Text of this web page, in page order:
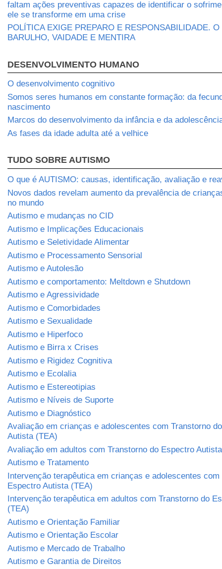
faltam ações preventivas capazes de identificar o
ele se transforme em uma crise
POLÍTICA EXIGE PREPARO E RESPONSABILIDADE.
BARULHO, VAIDADE E MENTIRA
DESENVOLVIMENTO HUMANO
O desenvolvimento cognitivo
Somos seres humanos em constante formação: da
nascimento
Marcos do desenvolvimento da infância e da
As fases da idade adulta até a velhice
TUDO SOBRE AUTISMO
O que é AUTISMO: causas, identificação, avaliação e
Novos dados revelam aumento da prevalência de
no mundo
Autismo e mudanças no CID
Autismo e Implicações Educacionais
Autismo e Seletividade Alimentar
Autismo e Processamento Sensorial
Autismo e Autolesão
Autismo e comportamento: Meltdown e Shutdown
Autismo e Agressividade
Autismo e Comorbidades
Autismo e Sexualidade
Autismo e Hiperfoco
Autismo e Birra x Crises
Autismo e Rigidez Cognitiva
Autismo e Ecolalia
Autismo e Estereotipias
Autismo e Níveis de Suporte
Autismo e Diagnóstico
Avaliação em crianças e adolescentes com Transtorno
Autista (TEA)
Avaliação em adultos com Transtorno do Espectro
Autismo e Tratamento
Intervenção terapêutica em crianças e adolescentes com
Espectro Autista (TEA)
Intervenção terapêutica em adultos com Transtorno do
(TEA)
Autismo e Orientação Familiar
Autismo e Orientação Escolar
Autismo e Mercado de Trabalho
Autismo e Garantia de Direitos